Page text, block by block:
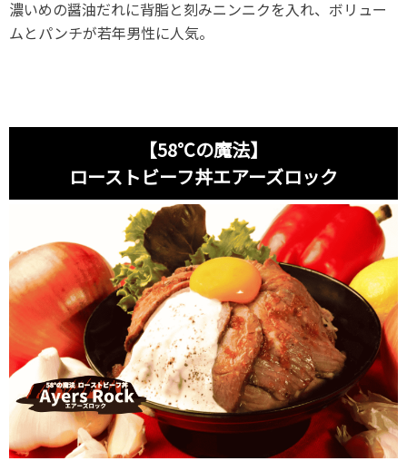
濃いめの醤油だれに背脂と刻みニンニクを入れ、ボリュー
ムとパンチが若年男性に人気。
【58℃の魔法】
ローストビーフ丼エアーズロック